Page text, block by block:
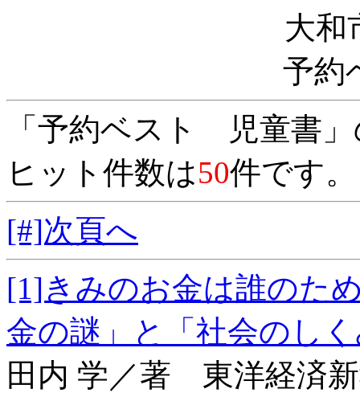
大和
予約
「予約ベスト 児童書
ヒット件数は50件です
[#]次頁へ
[1]きみのお金は誰の
金の謎」と「社会の
田内 学／著 東洋経済